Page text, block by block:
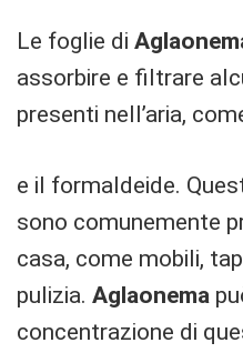
Le foglie di
assorbire e filtrare
presenti nell’aria,
e il formaldeide.
sono comunemente
casa, come mobili,
pulizia. Aglaonema
concentrazione di